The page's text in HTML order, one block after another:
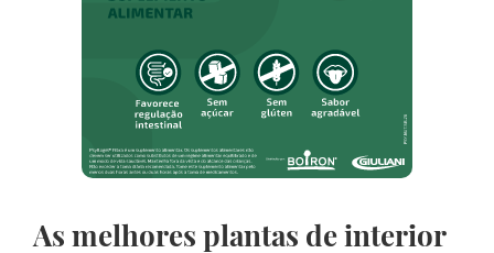
As melhores plantas de interior